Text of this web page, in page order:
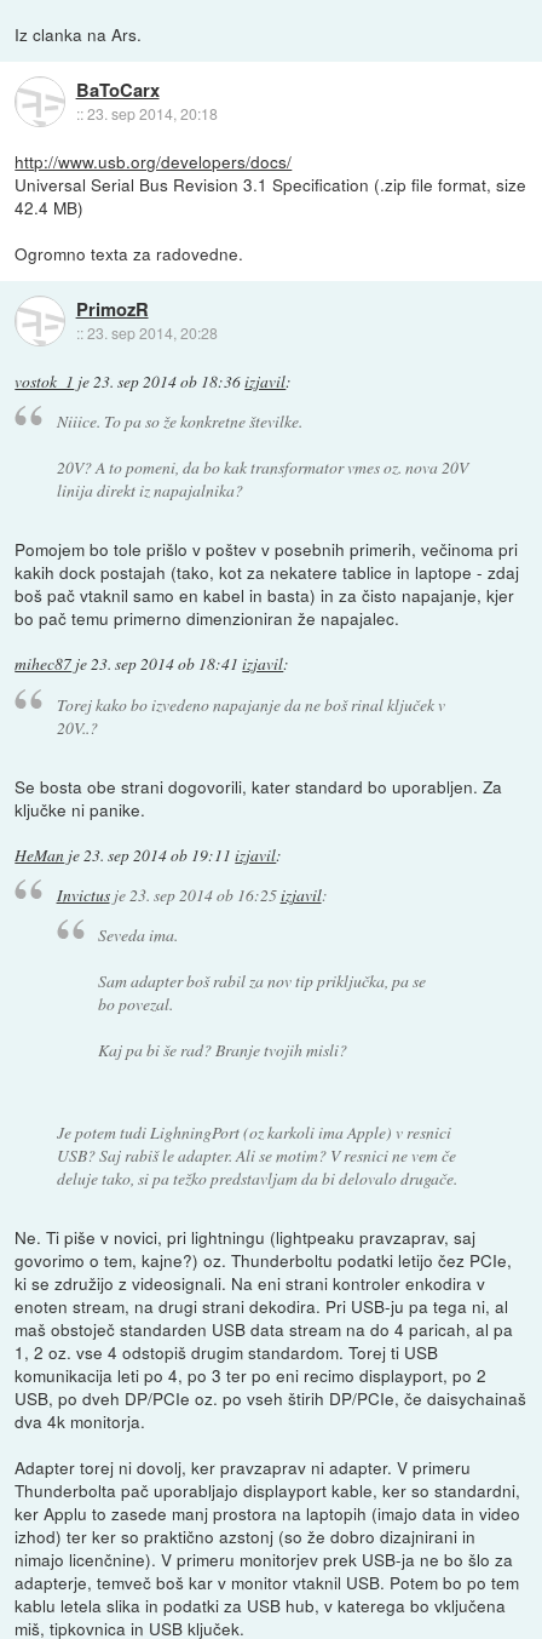
Iz clanka na Ars.
BaToCarx
::23. sep 2014, 20:18
http://www.usb.org/developers/docs/
Universal Serial Bus Revision 3.1 Specification (.zip file format, size
42.4 MB)
Ogromno texta za radovedne.
PrimozR
::23. sep 2014, 20:28
vostok_1 je 23. sep 2014 ob 18:36izjavil:
Niiice. To pa so že konkretne številke.
20V? A to pomeni, da bo kak transformator vmes oz. nova 20V
linija direkt iz napajalnika?
Pomojem bo tole prišlo v poštev v posebnih primerih, večinoma pri
kakih dock postajah (tako, kot za nekatere tablice in laptope - zdaj
boš pač vtaknil samo en kabel in basta) in za čisto napajanje, kjer
bo pač temu primerno dimenzioniran že napajalec.
mihec87 je23. sep 2014 ob 18:41 izjavil:
Torej kako bo izvedeno napajanje da ne boš rinal ključek v
20V..?
Se bosta obe strani dogovorili, kater standard bo uporabljen. Za
ključke ni panike.
HeMan je 23. sep 2014 ob 19:11 izjavil:
Invictusje23. sep 2014 ob 16:25izjavil:
Seveda ima.
Sam adapter boš rabil za nov tip priključka, pa se
bo povezal.
Kaj pa bi še rad? Branje tvojih misli?
Je potem tudi LighningPort (oz karkoli ima Apple) v resnici
USB? Saj rabiš le adapter. Ali se motim? V resnici ne vem če
deluje tako, si pa težko predstavljam da bi delovalo drugače.
Ne. Ti piše v novici, pri lightningu (lightpeaku pravzaprav, saj
govorimo o tem, kajne?) oz. Thunderboltu podatki letijo čez PCIe,
ki se združijo z videosignali. Na eni strani kontroler enkodira v
enoten stream, na drugi strani dekodira. Pri USB-ju pa tega ni, al
maš obstoječ standarden USB data stream na do 4 paricah, al pa
1, 2 oz. vse 4 odstopiš drugim standardom. Torej ti USB
komunikacija leti po 4, po 3 ter po eni recimo displayport, po 2
USB, po dveh DP/PCIe oz. po vseh štirih DP/PCIe, če daisychainaš
dva 4k monitorja.
Adapter torej ni dovolj, ker pravzaprav ni adapter. V primeru
Thunderbolta pač uporabljajo displayport kable, ker so standardni,
ker Applu to zasede manj prostora na laptopih (imajo data in video
izhod) ter ker so praktično azstonj (so že dobro dizajnirani in
nimajo licenčnine). V primeru monitorjev prek USB-ja ne bo šlo za
adapterje, temveč boš kar v monitor vtaknil USB. Potem bo po tem
kablu letela slika in podatki za USB hub, v katerega bo vključena
miš, tipkovnica in USB ključek.